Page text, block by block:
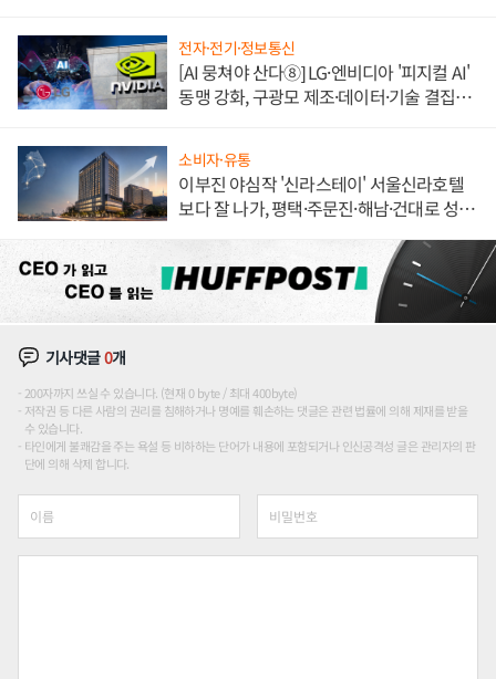
전자·전기·정보통신
[AI 뭉쳐야 산다⑧] LG·엔비디아 '피지컬 AI'
동맹 강화, 구광모 제조·데이터·기술 결집
소비자·유통
이부진 야심작 '신라스테이' 서울신라호텔
보다 잘 나가, 평택·주문진·해남·건대로 성
기사댓글0개
200자까지 쓰실 수 있습니다. (현재 0 byte / 최대 400byte)
저작권 등 다른 사람의 권리를 침해하거나 명예를 훼손하는 댓글은 관련 법률에 의해 제재를 받을
수 있습니다.
타인에게 불쾌감을 주는 욕설 등 비하하는 단어가 내용에 포함되거나 인신공격성 글은 관리자의 판
단에 의해 삭제 합니다.